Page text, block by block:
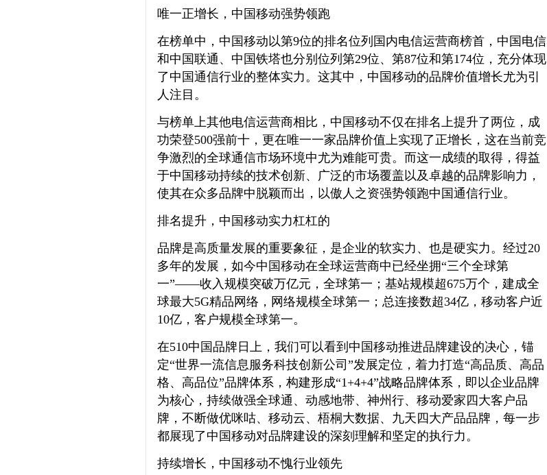
唯一正增长，中国移动强势领跑
在榜单中，中国移动以第9位的排名位列国内电信运营商榜首，中国电信
和中国联通、中国铁塔也分别位列第29位、第87位和第174位，充分体现
了中国通信行业的整体实力。这其中，中国移动的品牌价值增长尤为引
人注目。
与榜单上其他电信运营商相比，中国移动不仅在排名上提升了两位，成
功荣登500强前十，更在唯一一家品牌价值上实现了正增长，这在当前竞
争激烈的全球通信市场环境中尤为难能可贵。而这一成绩的取得，得益
于中国移动持续的技术创新、广泛的市场覆盖以及卓越的品牌影响力，
使其在众多品牌中脱颖而出，以傲人之资强势领跑中国通信行业。
排名提升，中国移动实力杠杠的
品牌是高质量发展的重要象征，是企业的软实力、也是硬实力。经过20
多年的发展，如今中国移动在全球运营商中已经坐拥“三个全球第
一”——收入规模突破万亿元，全球第一；基站规模超675万个，建成全
球最大5G精品网络，网络规模全球第一；总连接数超34亿，移动客户近
10亿，客户规模全球第一。
在510中国品牌日上，我们可以看到中国移动推进品牌建设的决心，锚
定“世界一流信息服务科技创新公司”发展定位，着力打造“高品质、高品
格、高品位”品牌体系，构建形成“1+4+4”战略品牌体系，即以企业品牌
为核心，持续做强全球通、动感地带、神州行、移动爱家四大客户品
牌，不断做优咪咕、移动云、梧桐大数据、九天四大产品品牌，每一步
都展现了中国移动对品牌建设的深刻理解和坚定的执行力。
持续增长，中国移动不愧行业领先